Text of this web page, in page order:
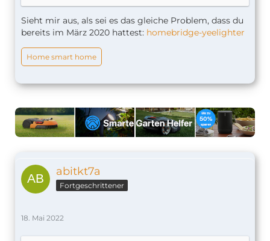
Sieht mir aus, als sei es das gleiche Problem, dass du
bereits im März 2020 hattest: homebridge-yeelighter
Home smart home
abitkt7a
Fortgeschrittener
18. Mai 2022